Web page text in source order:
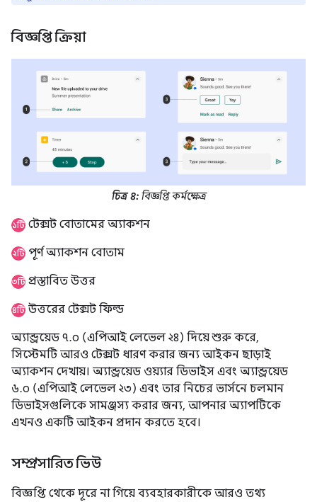
বিজ্ঞপ্তি ক্রিয়া
চিত্র ৪:বিজ্ঞপ্তি কর্মক্ষেত্র
১টি টেক্সট বোতামের অ্যাকশন
২টি পূর্ণ অ্যাকশন বোতাম
৩টি প্রস্তাবিত উত্তর
৪টি উত্তরের টেক্সট ফিল্ড
অ্যান্ড্রয়েড ৭.০ (এপিআই লেভেল ২৪) দিয়ে শুরু করে,
সিস্টেমটি আরও টেক্সট ধারণ করার জন্য আইকন ছাড়াই
অ্যাকশন দেখায়। অ্যান্ড্রয়েড ওয়্যার ডিভাইস এবং অ্যান্ড্রয়েড
৬.০ (এপিআই লেভেল ২৩) এবং তার নিচের ভার্সনে চলমান
ডিভাইসগুলিকে সামঞ্জস্য করার জন্য, আপনার অ্যাপটিকে
এখনও একটি আইকন প্রদান করতে হবে।
সম্প্রসারিত ভিউ
বিজ্ঞপ্তি থেকে দূরে না গিয়ে ব্যবহারকারীকে আরও তথ্য